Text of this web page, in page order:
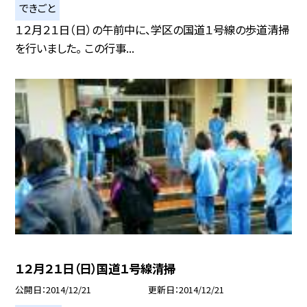
できごと
１２月２１日（日）の午前中に、学区の国道１号線の歩道清掃
を行いました。 この行事...
１２月２１日（日）国道１号線清掃
公開日 2014/12/21 更新日 2014/12/21